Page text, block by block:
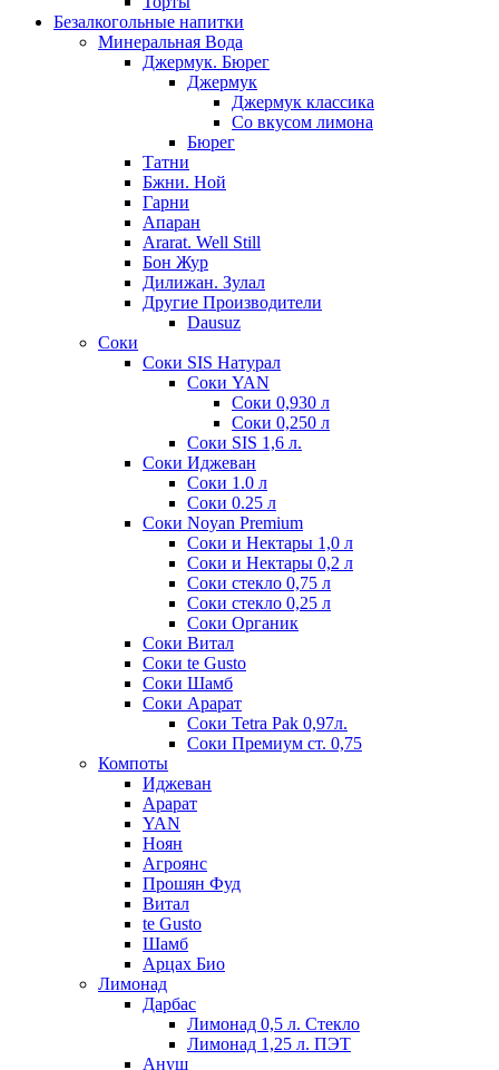
Безалкогольные напитки
Минеральная Вода
Джермук. Бюрег
Джермук
Джермук классика
Со вкусом лимона
Бюрег
Татни
Бжни. Ной
Гарни
Апаран
Ararat. Well Still
Бон Жур
Дилижан. Зулал
Другие Производители
Dausuz
Соки
Соки SIS Натурал
Соки YAN
Соки 0,930 л
Соки 0,250 л
Соки SIS 1,6 л.
Соки Иджеван
Соки 1.0 л
Соки 0.25 л
Соки Noyan Premium
Соки и Нектары 1,0 л
Соки и Нектары 0,2 л
Соки стекло 0,75 л
Соки стекло 0,25 л
Соки Органик
Соки Витал
Соки te Gusto
Соки Шамб
Соки Арарат
Соки Tetra Pak 0,97л.
Соки Премиум ст. 0,75
Компоты
Иджеван
Арарат
YAN
Ноян
Агроянс
Прошян Фуд
Витал
te Gusto
Шамб
Арцах Био
Лимонад
Дарбас
Лимонад 0,5 л. Стекло
Лимонад 1,25 л. ПЭТ
Ануш